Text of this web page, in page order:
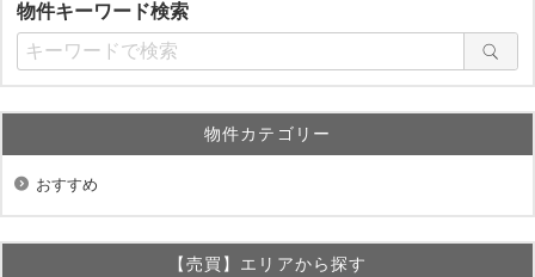
物件キーワード検索
物件カテゴリー
おすすめ
【売買】エリアから探す